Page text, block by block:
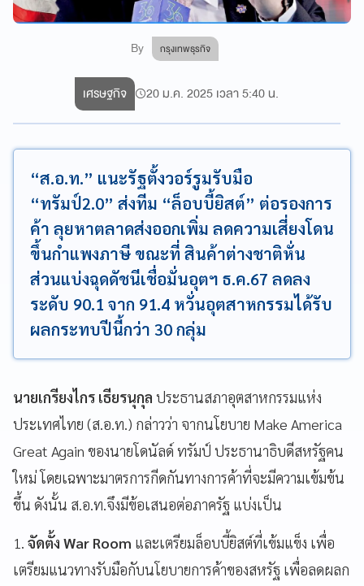
By กรุงเทพธุรกิจ
เศรษฐกิจ 20 ม.ค. 2025 เวลา 5:40 น.
“ส.อ.ท.” แนะรัฐตั้งวอร์รูมรับมือ
“ทรัมป์2.0” ส่งทีม “ล็อบบี้ยิสต์” ต่อรองการ
ค้า ลุยหาตลาดส่งออกเพิ่ม ลดความเสี่ยงโดน
ขึ้นกำแพงภาษี ขณะที่ สินค้าต่างชาติหั่น
ส่วนแบ่งฉุดดัชนีเชื่อมั่นอุตฯ ธ.ค.67 ลดลง
ระดับ 90.1 จาก 91.4 หวั่นอุตสาหกรรมได้รับ
ผลกระทบปีนี้กว่า 30 กลุ่ม
นายเกรียงไกร เธียรนุกุล ประธานสภาอุตสาหกรรมแห่ง
ประเทศไทย (ส.อ.ท.) กล่าวว่า จากนโยบาย Make America
Great Again ของนายโดนัลด์ ทรัมป์ ประธานาธิบดีสหรัฐคน
ใหม่ โดยเฉพาะมาตรการกีดกันทางการค้าที่จะมีความเข้มข้น
ขึ้น ดังนั้น ส.อ.ท.จึงมีข้อเสนอต่อภาครัฐ แบ่งเป็น
1. จัดตั้ง War Room และเตรียมล็อบบี้ยิสต์ที่เข้มแข็ง เพื่อ
เตรียมแนวทางรับมือกับนโยบายการค้าของสหรัฐ เพื่อลดผลก